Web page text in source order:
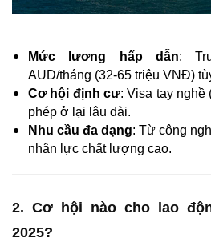
Mức lương hấp dẫn:
AUD/tháng (32-65 triệu VNĐ)
Cơ hội định cư: Visa tay nghề
phép ở lại lâu dài.
Nhu cầu đa dạng: Từ công
nhân lực chất lượng cao.
2. Cơ hội nào cho lao
2025?